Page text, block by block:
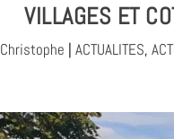
VILLAGES ET
Christophe | ACTUALITES,